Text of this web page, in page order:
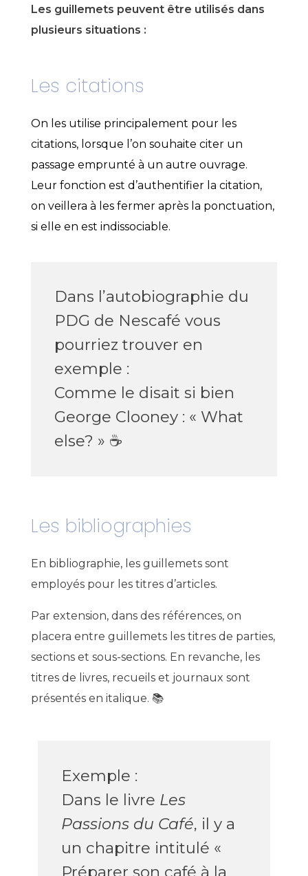
Les guillemets peuvent être utilisés dans
plusieurs situations :
Les citations
On les utilise principalement pour les
citations, lorsque l’on souhaite citer un
passage emprunté à un autre ouvrage.
Leur fonction est d’authentifier la citation,
on veillera à les fermer après la ponctuation,
si elle en est indissociable.
Dans l’autobiographie du
PDG de Nescafé vous
pourriez trouver en
exemple :
Comme le disait si bien
George Clooney : « What
else? » ☕️
Les bibliographies
En bibliographie, les guillemets sont
employés pour les titres d’articles.
Par extension, dans des références, on
placera entre guillemets les titres de parties,
sections et sous-sections. En revanche, les
titres de livres, recueils et journaux sont
présentés en italique. 📚
Exemple :
Dans le livre Les
Passions du Café, il y a
un chapitre intitulé «
Préparer son café à la